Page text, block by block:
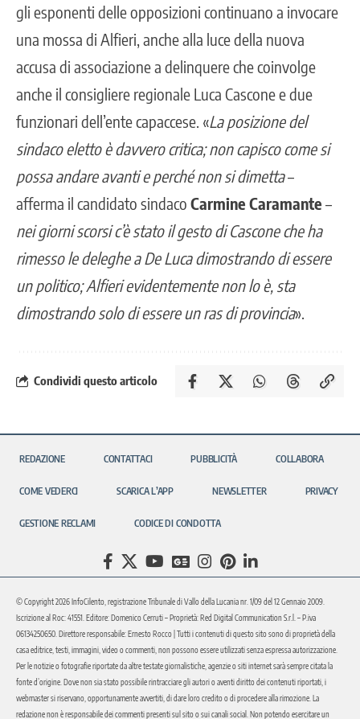
gli esponenti delle opposizioni continuano a invocare
una mossa di Alfieri, anche alla luce della nuova
accusa di associazione a delinquere che coinvolge
anche il consigliere regionale Luca Cascone e due
funzionari dell’ente capaccese. «La posizione del
sindaco eletto è davvero critica; non capisco come si
possa andare avanti e perché non si dimetta–
afferma il candidato sindaco Carmine Caramante –
nei giorni scorsi c’è stato il gesto di Cascone che ha
rimesso le deleghe a De Luca dimostrando di essere
un politico; Alfieri evidentemente non lo è, sta
dimostrando solo di essere un ras di provincia».
Condividi questo articolo
REDAZIONE CONTATTACI PUBBLICITÀ COLLABORA
COME VEDERCI SCARICA L’APP NEWSLETTER PRIVACY
GESTIONE RECLAMI CODICE DI CONDOTTA
© Copyright 2026 InfoCilento, registrazione Tribunale di Vallo della Lucania nr. 1/09 del 12 Gennaio 2009.
Iscrizione al Roc: 41551. Editore: Domenico Cerruti – Proprietà: Red Digital Communication S.r.l. – P.iva
06134250650. Direttore responsabile: Ernesto Rocco | Tutti i contenuti di questo sito sono di proprietà della
casa editrice, testi, immagini, video o commenti, non possono essere utilizzati senza espressa autorizzazione.
Per le notizie o fotografie riportate da altre testate giornalistiche, agenzie o siti internet sarà sempre citata la
fonte d’origine. Dove non sia stato possibile rintracciare gli autori o aventi diritto dei contenuti riportati, i
webmaster si riservano, opportunamente avvertiti, di dare loro credito o di procedere alla rimozione. La
redazione non è responsabile dei commenti presenti sul sito o sui canali social. Non potendo esercitare un